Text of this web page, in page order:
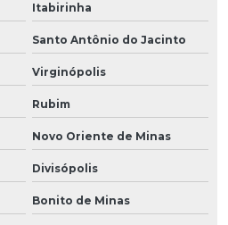
Itabirinha
Santo Antônio do Jacinto
Virginópolis
Rubim
Novo Oriente de Minas
Divisópolis
Bonito de Minas